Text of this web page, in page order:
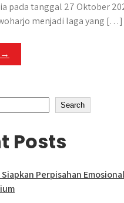
pada tanggal 27 Oktober
menjadi laga yang […]
→
Search
Posts
Perpisahan Emosional